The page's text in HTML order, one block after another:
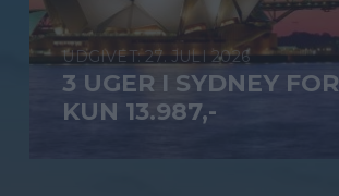
27. JULI 2026
3 UGER I SYDNEY FOR
KUN 13.987,-